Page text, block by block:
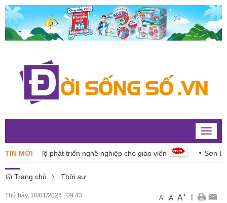
Toggle
TIN MỚI
độ phát triển nghề nghiệp cho giáo viên Sơn La: Xử
Trang chủ Thời sự
Thứ bảy, 10/01/2026 | 09:43 A- A A+ |